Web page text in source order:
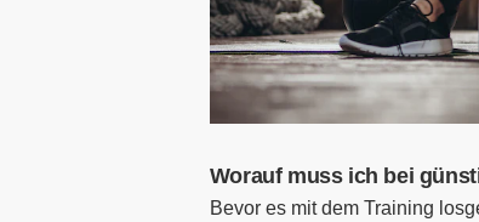
Worauf muss ich bei
Bevor es mit dem Training